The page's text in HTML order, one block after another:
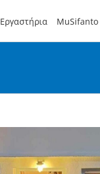
MuSifanto